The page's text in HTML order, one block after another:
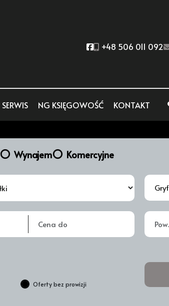
Social link
+48 506 011 092
SERWIS NG KSIĘGOWOŚĆ KONTAKT
Wynajem Komercyjne
Oferty bez prowizji